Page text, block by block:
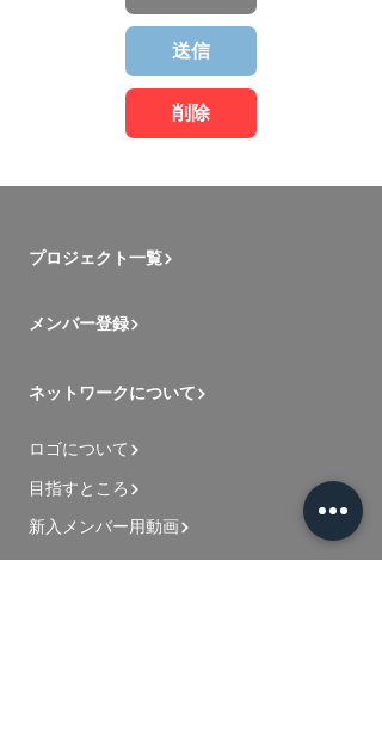
送信
削除
プロジェクト一覧
メンバー登録
ネットワークについて
ロゴについて
目指すところ
新入メンバー用動画